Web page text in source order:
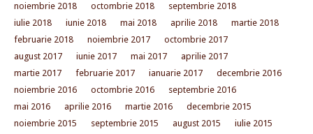
noiembrie 2018
octombrie 2018
septembrie 2018
iulie 2018
iunie 2018 mai 2018 aprilie 2018
martie 2018
februarie 2018
noiembrie 2017
octombrie 2017
august 2017
iunie 2017 mai 2017
aprilie 2017
martie 2017
februarie 2017 ianuarie 2017
decembrie 2016
noiembrie 2016
octombrie 2016
septembrie 2016
mai 2016
aprilie 2016 martie 2016
decembrie 2015
noiembrie 2015
septembrie 2015 august 2015
iulie 2015